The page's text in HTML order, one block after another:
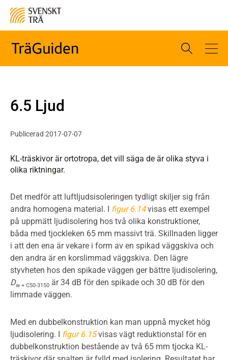
6.5 Ljud
Publicerad 2017-07-07
KL-träskivor är ortotropa, det vill säga de är olika styva i
olika riktningar.
Det medför att luftljudsisoleringen tydligt skiljer sig från
andra homogena material. I figur 6.14visas ett exempel
på uppmätt ljudisolering hos två olika konstruktioner,
båda med tjockleken 65 mm massivt trä. Skillnaden ligger
i att den ena är vekare i form av en spikad väggskiva och
den andra är en korslimmad väggskiva. Den lägre
styvheten hos den spikade väggen ger bättre ljudisolering,
Dw + C50-3150 är 34 dB för den spikade och 30 dB för den
limmade väggen.
Med en dubbelkonstruktion kan man uppnå mycket hög
ljudisolering. I figur 6.15visas vägt reduktionstal för en
dubbelkonstruktion bestående av två 65 mm tjocka KL-